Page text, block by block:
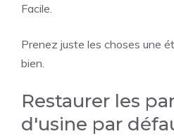
Facile.
Prenez juste les choses une
bien.
Restaurer les
d'usine par